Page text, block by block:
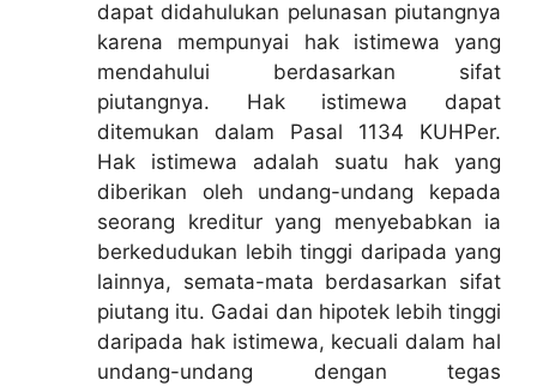
dapat didahulukan pelunasan piutangnya
karena mempunyai hak istimewa yang
mendahului berdasarkan sifat
piutangnya. Hak istimewa dapat
ditemukan dalam Pasal 1134 KUHPer.
Hak istimewa adalah suatu hak yang
diberikan oleh undang-undang kepada
seorang kreditur yang menyebabkan ia
berkedudukan lebih tinggi daripada yang
lainnya, semata-mata berdasarkan sifat
piutang itu. Gadai dan hipotek lebih tinggi
daripada hak istimewa, kecuali dalam hal
undang-undang dengan tegas